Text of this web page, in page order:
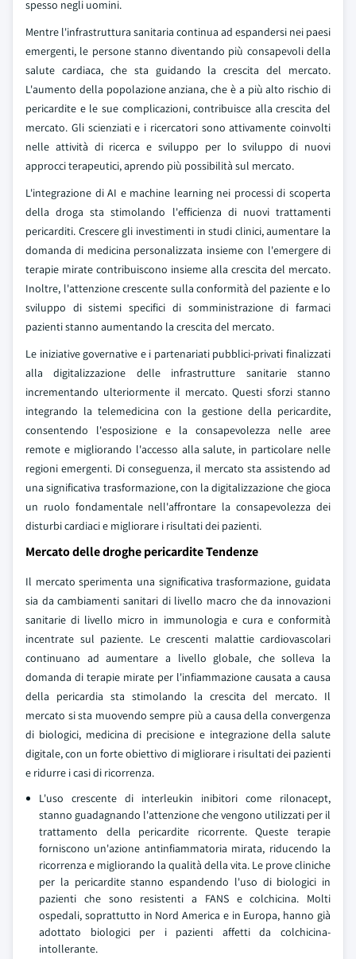
spesso negli uomini.
Mentre l'infrastruttura sanitaria continua ad espandersi nei paesi
emergenti, le persone stanno diventando più consapevoli della
salute cardiaca, che sta guidando la crescita del mercato.
L'aumento della popolazione anziana, che è a più alto rischio di
pericardite e le sue complicazioni, contribuisce alla crescita del
mercato. Gli scienziati e i ricercatori sono attivamente coinvolti
nelle attività di ricerca e sviluppo per lo sviluppo di nuovi
approcci terapeutici, aprendo più possibilità sul mercato.
L'integrazione di AI e machine learning nei processi di scoperta
della droga sta stimolando l'efficienza di nuovi trattamenti
pericarditi. Crescere gli investimenti in studi clinici, aumentare la
domanda di medicina personalizzata insieme con l'emergere di
terapie mirate contribuiscono insieme alla crescita del mercato.
Inoltre, l'attenzione crescente sulla conformità del paziente e lo
sviluppo di sistemi specifici di somministrazione di farmaci
pazienti stanno aumentando la crescita del mercato.
Le iniziative governative e i partenariati pubblici-privati finalizzati
alla digitalizzazione delle infrastrutture sanitarie stanno
incrementando ulteriormente il mercato. Questi sforzi stanno
integrando la telemedicina con la gestione della pericardite,
consentendo l'esposizione e la consapevolezza nelle aree
remote e migliorando l'accesso alla salute, in particolare nelle
regioni emergenti. Di conseguenza, il mercato sta assistendo ad
una significativa trasformazione, con la digitalizzazione che gioca
un ruolo fondamentale nell'affrontare la consapevolezza dei
disturbi cardiaci e migliorare i risultati dei pazienti.
Mercato delle droghe pericardite Tendenze
Il mercato sperimenta una significativa trasformazione, guidata
sia da cambiamenti sanitari di livello macro che da innovazioni
sanitarie di livello micro in immunologia e cura e conformità
incentrate sul paziente. Le crescenti malattie cardiovascolari
continuano ad aumentare a livello globale, che solleva la
domanda di terapie mirate per l'infiammazione causata a causa
della pericardia sta stimolando la crescita del mercato. Il
mercato si sta muovendo sempre più a causa della convergenza
di biologici, medicina di precisione e integrazione della salute
digitale, con un forte obiettivo di migliorare i risultati dei pazienti
e ridurre i casi di ricorrenza.
L'uso crescente di interleukin inibitori come rilonacept,
stanno guadagnando l'attenzione che vengono utilizzati per il
trattamento della pericardite ricorrente. Queste terapie
forniscono un'azione antinfiammatoria mirata, riducendo la
ricorrenza e migliorando la qualità della vita. Le prove cliniche
per la pericardite stanno espandendo l'uso di biologici in
pazienti che sono resistenti a FANS e colchicina. Molti
ospedali, soprattutto in Nord America e in Europa, hanno già
adottato biologici per i pazienti affetti da colchicina-
intollerante.